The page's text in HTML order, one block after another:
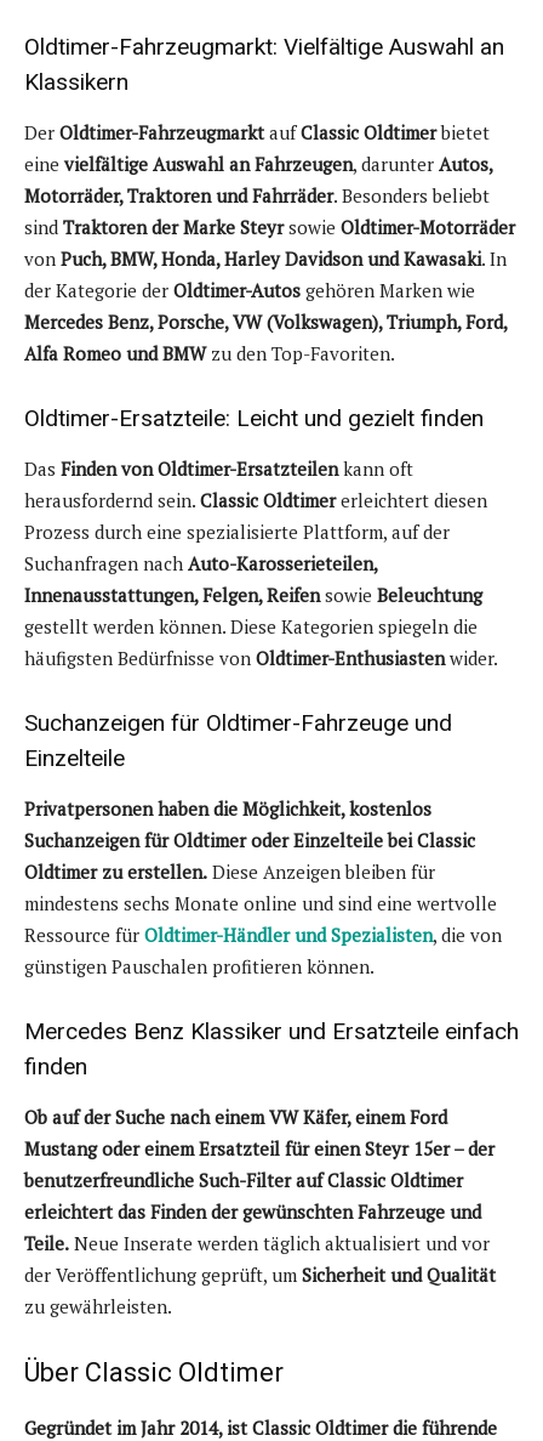
Oldtimer-Fahrzeugmarkt: Vielfältige Auswahl an
Klassikern
Der Oldtimer-FahrzeugmarktaufClassic Oldtimerbietet
eine vielfältige Auswahl an Fahrzeugen, darunter Autos,
Motorräder, Traktoren und Fahrräder. Besonders beliebt
sind Traktoren der Marke Steyrsowie Oldtimer-Motorräder
von Puch, BMW, Honda, Harley Davidson und Kawasaki. In
der Kategorie der Oldtimer-Autos gehören Marken wie
Mercedes Benz, Porsche, VW (Volkswagen), Triumph, Ford,
Alfa Romeo und BMWzu den Top-Favoriten.
Oldtimer-Ersatzteile: Leicht und gezielt finden
Das Finden von Oldtimer-Ersatzteilen kann oft
herausfordernd sein. Classic Oldtimererleichtert diesen
Prozess durch eine spezialisierte Plattform, auf der
Suchanfragen nach Auto-Karosserieteilen,
Innenausstattungen, Felgen, Reifen sowie Beleuchtung
gestellt werden können. Diese Kategorien spiegeln die
häufigsten Bedürfnisse von Oldtimer-Enthusiasten wider.
Suchanzeigen für Oldtimer-Fahrzeuge und
Einzelteile
Privatpersonen haben die Möglichkeit, kostenlos
Suchanzeigen für Oldtimer oder Einzelteile bei Classic
Oldtimer zu erstellen. Diese Anzeigen bleiben für
mindestens sechs Monate online und sind eine wertvolle
Ressource für Oldtimer-Händler und Spezialisten, die von
günstigen Pauschalen profitieren können.
Mercedes Benz Klassiker und Ersatzteile einfach
finden
Ob auf der Suche nach einem VW Käfer, einem Ford
Mustang oder einem Ersatzteil für einen Steyr 15er – der
benutzerfreundliche Such-Filter auf Classic Oldtimer
erleichtert das Finden der gewünschten Fahrzeuge und
Teile. Neue Inserate werden täglich aktualisiert und vor
der Veröffentlichung geprüft, um Sicherheit und Qualität
zu gewährleisten.
Über Classic Oldtimer
Gegründet im Jahr 2014, ist Classic Oldtimer die führende